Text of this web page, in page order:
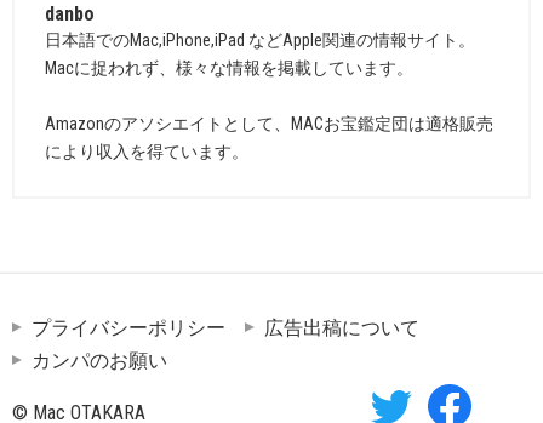
danbo
日本語でのMac,iPhone,iPad などApple関連の情報サイト。
Macに捉われず、様々な情報を掲載しています。
Amazonのアソシエイトとして、MACお宝鑑定団は適格販売
により収入を得ています。
プライバシーポリシー
広告出稿について
カンパのお願い
© Mac OTAKARA